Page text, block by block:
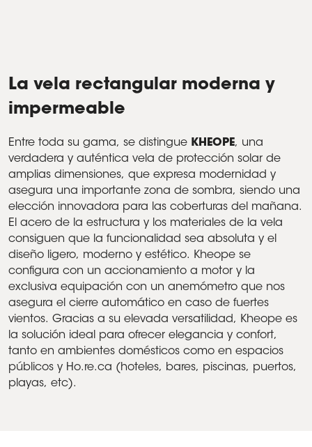
La vela rectangular moderna y
impermeable
Entre toda su gama, se distingue KHEOPE, una
verdadera y auténtica vela de protección solar de
amplias dimensiones, que expresa modernidad y
asegura una importante zona de sombra, siendo una
elección innovadora para las coberturas del mañana.
El acero de la estructura y los materiales de la vela
consiguen que la funcionalidad sea absoluta y el
diseño ligero, moderno y estético. Kheope se
configura con un accionamiento a motor y la
exclusiva equipación con un anemómetro que nos
asegura el cierre automático en caso de fuertes
vientos. Gracias a su elevada versatilidad, Kheope es
la solución ideal para ofrecer elegancia y confort,
tanto en ambientes domésticos como en espacios
públicos y Ho.re.ca (hoteles, bares, piscinas, puertos,
playas, etc).